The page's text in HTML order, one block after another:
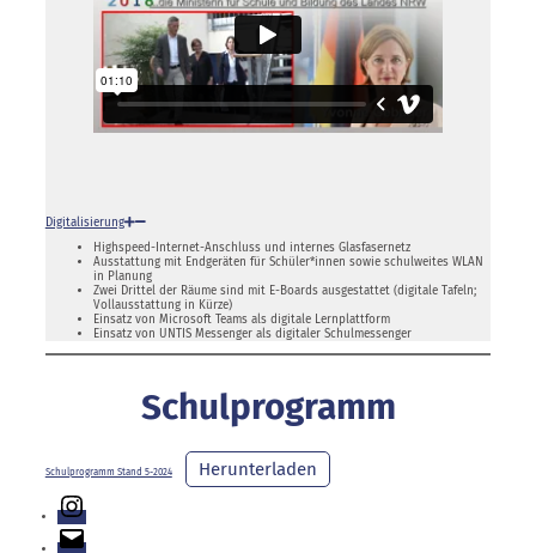
Digitalisierung
Highspeed-Internet-Anschluss und internes Glasfasernetz
Ausstattung mit Endgeräten für Schüler*innen sowie schulweites WLAN
in Planung
Zwei Drittel der Räume sind mit E-Boards ausgestattet (digitale Tafeln;
Vollausstattung in Kürze)
Einsatz von Microsoft Teams als digitale Lernplattform
Einsatz von UNTIS Messenger als digitaler Schulmessenger
Schulprogramm
Schulprogramm Stand 5-2024 Herunterladen
Instagram
E-
Mail